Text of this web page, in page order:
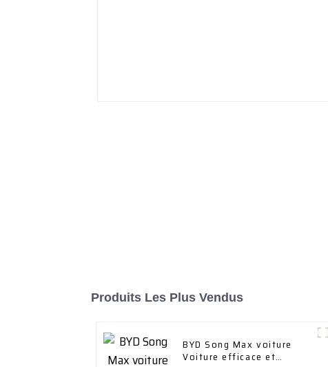
Produits Les Plus Vendus
BYD Song Max voiture
Voiture efficace et